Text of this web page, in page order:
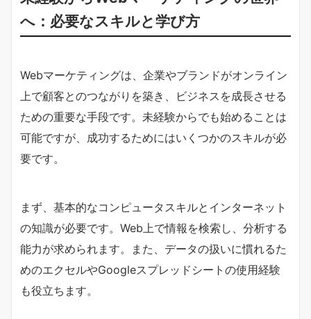
へ：必要なスキルと学び方
Webマーケティングは、企業やブランドがオンライン
上で顧客とのつながりを築き、ビジネスを成長させる
ための重要な手段です。未経験からでも始めることは
可能ですが、成功するためにはいくつかのスキルが必
要です。
まず、基本的なコンピュータスキルとインターネット
の知識が必要です。Web上で情報を検索し、分析する
能力が求められます。また、データの扱いに慣れるた
めのエクセルやGoogleスプレッドシートの使用経験
も役立ちます。